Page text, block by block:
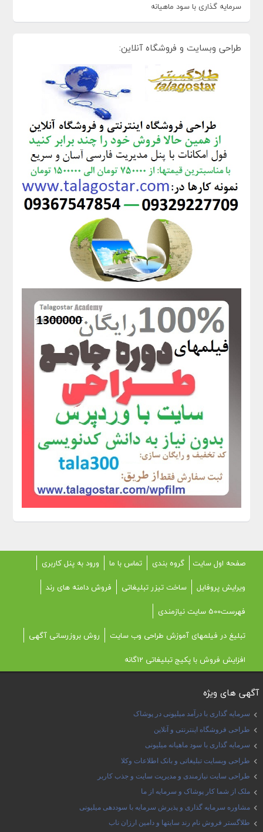
سرمایه گذاری با سود ماهیانه
طراحی وبسایت و فروشگاه آنلاین:
صفحه اول سایت گروه بندی تماس با ما
ورود به پنل کاربری
ویرایش پروفایل
ساخت تیزر تبلیغاتی
فروش دامنه های رند
فهرست500 سایت نیازمندی
تبلیغ در فیلمهای آموزش طراحی وب سایت
روش بروزرسانی آگهی
افزایش فروش با پکیج تبلیغاتی 12گانه
آگهی های ویژه
سرمایه گذاری با درآمد میلیونی در پوشاک
طراحی فروشگاه اینترنتی و آنلاین
سرمایه گذاری با سود ماهیانه میلیونی
طراحی وبسایت تبلیغاتی و بانک اطلاعات وکلا
طراحی سایت نیازمندی و مدیریت سایت و جذب کاربر
ملک از شما کار پوشاک و سرمایه از ما
مشاوره سرمایه گذاری و پذیرش سرمایه با سوددهی میلیونی
طلاگستر فروش نام رند سایتها و دامین ارزان ناب